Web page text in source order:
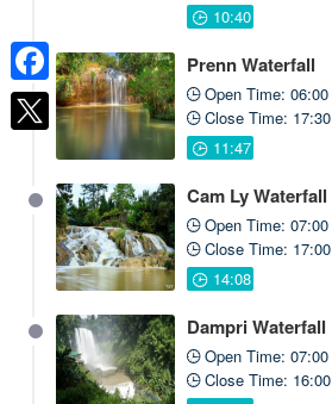
Prenn Waterfall
Open Time: 06:00
Close Time: 17:30
Cam Ly Waterfall
Open Time: 07:00
Close Time: 17:00
Dampri Waterfall
Open Time: 07:00
Close Time: 16:00
Facebook